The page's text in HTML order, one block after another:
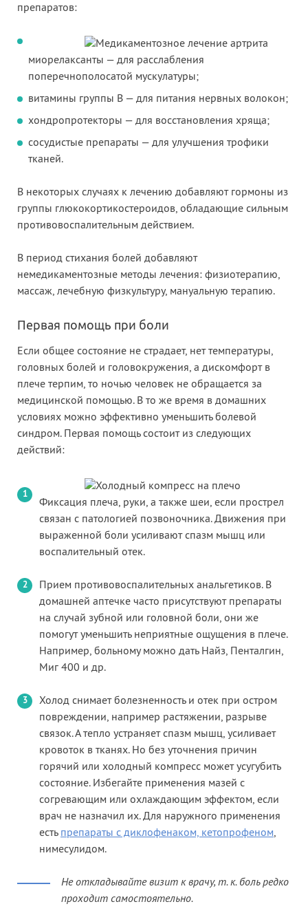
препаратов:
миорелаксанты — для расслабления
поперечнополосатой мускулатуры;
витамины группы В — для питания нервных волокон;
хондропротекторы — для восстановления хряща;
сосудистые препараты — для улучшения трофики
тканей.
В некоторых случаях к лечению добавляют гормоны из
группы глюкокортикостероидов, обладающие сильным
противовоспалительным действием.
В период стихания болей добавляют
немедикаментозные методы лечения: физиотерапию,
массаж, лечебную физкультуру, мануальную терапию.
Первая помощь при боли
Если общее состояние не страдает, нет температуры,
головных болей и головокружения, а дискомфорт в
плече терпим, то ночью человек не обращается за
медицинской помощью. В то же время в домашних
условиях можно эффективно уменьшить болевой
синдром. Первая помощь состоит из следующих
действий:
Фиксация плеча, руки, а также шеи, если прострел
связан с патологией позвоночника. Движения при
выраженной боли усиливают спазм мышц или
воспалительный отек.
Прием противовоспалительных анальгетиков. В
домашней аптечке часто присутствуют препараты
на случай зубной или головной боли, они же
помогут уменьшить неприятные ощущения в плече.
Например, больному можно дать Найз, Пенталгин,
Миг 400 и др.
Холод снимает болезненность и отек при остром
повреждении, например растяжении, разрыве
связок. А тепло устраняет спазм мышц, усиливает
кровоток в тканях. Но без уточнения причин
горячий или холодный компресс может усугубить
состояние. Избегайте применения мазей с
согревающим или охлаждающим эффектом, если
врач не назначил их. Для наружного применения
есть препараты с диклофенаком, кетопрофеном,
нимесулидом.
Не откладывайте визит к врачу, т. к. боль редко
проходит самостоятельно.